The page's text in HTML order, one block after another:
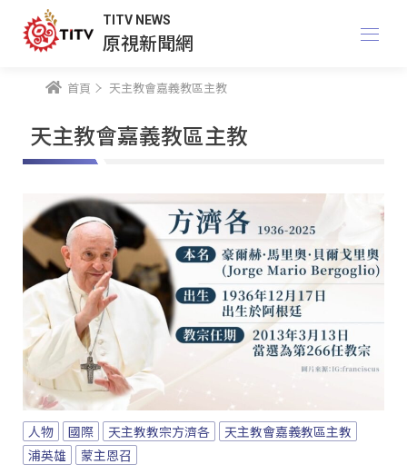
TITV NEWS
原視新聞網
首頁 天主教會嘉義教區主教
天主教會嘉義教區主教
人物 國際 天主教教宗方濟各
天主教會嘉義教區主教
浦英雄
蒙主恩召